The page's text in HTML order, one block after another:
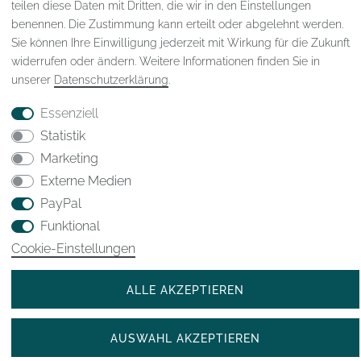
Widerrufs­recht VERTRAG WIDERRUFEN
© 2023-2025 WJHK International Trade GmbH
teilen diese Daten mit Dritten, die wir in den Einstellungen
benennen. Die Zustimmung kann erteilt oder abgelehnt werden.
Sie können Ihre Einwilligung jederzeit mit Wirkung für die Zukunft
widerrufen oder ändern. Weitere Informationen finden Sie in
unserer Daten­schutz­erklärung
Essenziell
Statistik
Marketing
Externe Medien
PayPal
Funktional
Cookie-Einstellungen
ALLE AKZEPTIEREN
AUSWAHL AKZEPTIEREN